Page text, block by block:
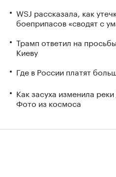
WSJ рассказала, как
боеприпасов «сводят с
Трамп ответил на
Киеву
Где в России платят
Как засуха изменила
Фото из космоса